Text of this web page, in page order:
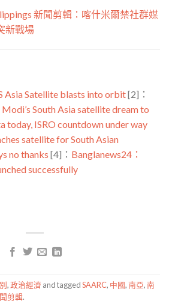
新聞剪輯：喀什米爾禁社群媒
新戰場
Asia Satellite blasts into orbit[2]：
South Asia satellite dream to
today, ISRO countdown under way
satellite for South Asian
no thanks [4]： Banglanews24：
successfully
,政治經濟 and taggedSAARC, 中國,南亞,南
剪輯.